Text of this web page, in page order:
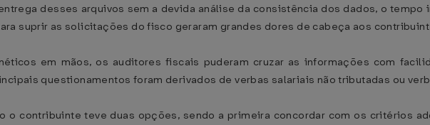
desses arquivos sem a devida análise da consistência dos dados, o
suprir as solicitações do fisco geraram grandes dores de cabeça aos
em mãos, os auditores fiscais puderam cruzar as informações com
questionamentos foram derivados de verbas salariais não tributadas ou
o contribuinte teve duas opções, sendo a primeira concordar com os critérios